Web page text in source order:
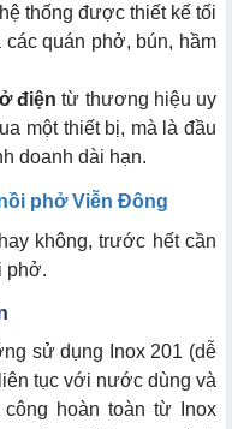
thống được thiết kế tối
quán phở, bún, hầm
điện từ thương hiệu uy
một thiết bị, mà là đầu
doanh dài hạn.
phở Viễn Đông
không, trước hết cần
phở.
sử dụng Inox 201 (dễ
tục với nước dùng và
hoàn toàn từ Inox